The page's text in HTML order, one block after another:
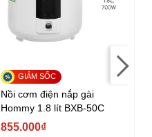
Nồi cơm điện nắp gài
Hommy 1.8 lít BXB-50C
855.000₫